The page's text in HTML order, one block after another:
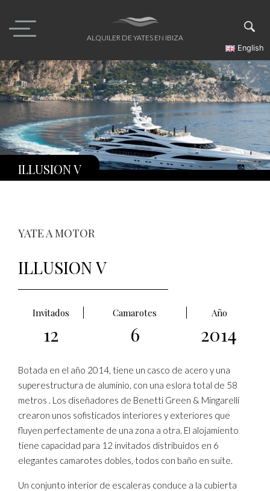
content
ALQUILER DE YATES EN IBIZA
English
ILLUSION V
YATE A MOTOR
ILLUSION V
Invitados Camarotes Año
12 6 2014
Botada en el año 2014, tiene un casco de acero y una
superestructura de aluminio, con una eslora total de 58
metros . Los diseñadores de Benetti Green & Mingarelli
crearon unos sofisticados interiores y exteriores que
fluyen perfectamente de una zona a otra. El alojamiento
tiene capacidad para 12 invitados distribuidos en 6
elegantes camarotes dobles, todos con baño en suite.
Un conjunto interior de escaleras conduce a la cubierta